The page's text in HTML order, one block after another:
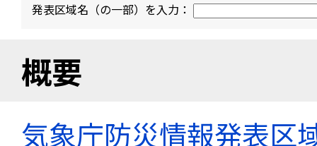
発表区域名（の一部）を入力：
概要
気象庁防災情報発表区